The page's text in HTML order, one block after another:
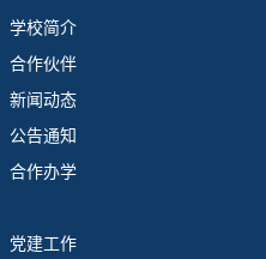
学校简介
合作伙伴
新闻动态
公告通知
合作办学
党建工作